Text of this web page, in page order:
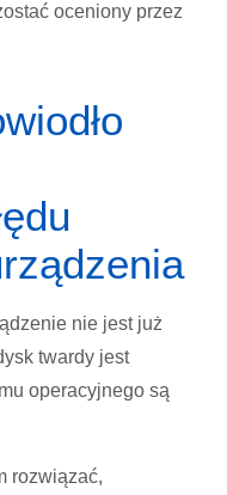
oceniony przez
nie jest już
twardy jest
operacyjnego są
rozwiązać,